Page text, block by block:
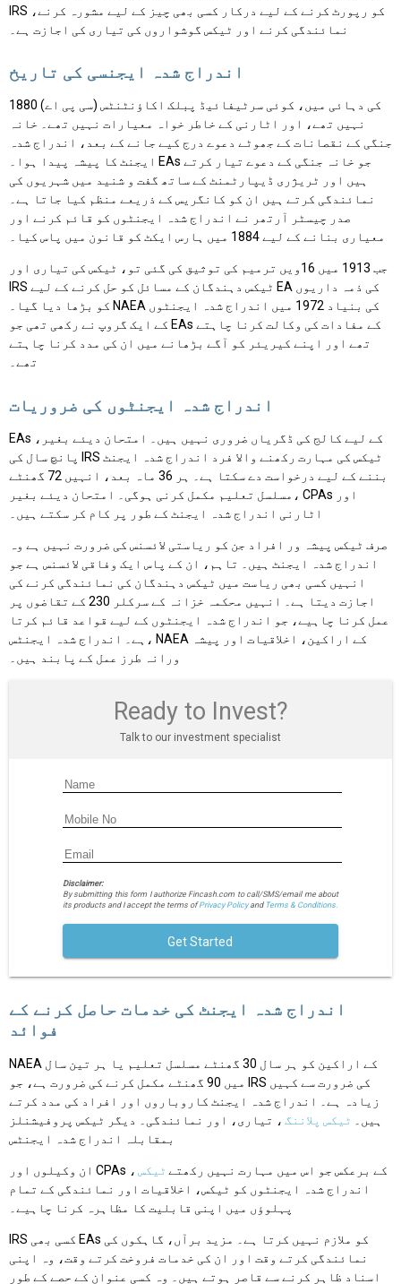
IRS کو رپورٹ کرنے کے لیے درکار کسی بھی چیز کے لیے مشورہ کرنے،
نمائندگی کرنے اور ٹیکس گوشواروں کی تیاری کی اجازت ہے۔
اندراج شدہ ایجنسی کی تاریخ
1880 کی دہائی میں، کوئی سرٹیفائیڈ پبلک اکاؤنٹنٹس (سی پی اے)
نہیں تھے، اور اٹارنی کے خاطر خواہ معیارات نہیں تھے۔ خانہ
جنگی کے نقصانات کے جھوٹے دعوے درج کیے جانے کے بعد، اندراج شدہ
ایجنٹ کا پیشہ پیدا ہوا۔ EAs جو خانہ جنگی کے دعوے تیار کرتے
ہیں اور ٹریژری ڈیپارٹمنٹ کے ساتھ گفت و شنید میں شہریوں کی
نمائندگی کرتے ہیں ان کو کانگریس کے ذریعے منظم کیا جاتا ہے۔
صدر چیسٹر آرتھر نے اندراج شدہ ایجنٹوں کو قائم کرنے اور
معیاری بنانے کے لیے 1884 میں ہارس ایکٹ کو قانون میں پاس کیا۔
جب 1913 میں 16ویں ترمیم کی توثیق کی گئی تو، ٹیکس کی تیاری اور
IRS ٹیکس دہندگان کے مسائل کو حل کرنے کے لیے EA کی ذمہ داریوں
کو بڑھا دیا گیا۔ NAEA کی بنیاد 1972 میں اندراج شدہ ایجنٹوں
کے ایک گروپ نے رکھی تھی جو EAs کے مفادات کی وکالت کرنا چاہتے
تھے اور اپنے کیریئر کو آگے بڑھانے میں ان کی مدد کرنا چاہتے
تھے۔
اندراج شدہ ایجنٹوں کی ضروریات
EAs کے لیے کالج کی ڈگریاں ضروری نہیں ہیں۔ امتحان دیئے بغیر،
پانچ سال کی IRS ٹیکس کی مہارت رکھنے والا فرد اندراج شدہ ایجنٹ
بننے کے لیے درخواست دے سکتا ہے۔ ہر 36 ماہ بعد، انہیں 72 گھنٹے
مسلسل تعلیم مکمل کرنی ہوگی۔ امتحان دیئے بغیر، CPAs اور
اٹارنی اندراج شدہ ایجنٹ کے طور پر کام کر سکتے ہیں۔
صرف ٹیکس پیشہ ور افراد جن کو ریاستی لائسنس کی ضرورت نہیں ہے وہ
اندراج شدہ ایجنٹ ہیں۔ تاہم، ان کے پاس ایک وفاقی لائسنس ہے جو
انہیں کسی بھی ریاست میں ٹیکس دہندگان کی نمائندگی کرنے کی
اجازت دیتا ہے۔ انہیں محکمہ خزانہ کے سرکلر 230 کے تقاضوں پر
عمل کرنا چاہیے، جو اندراج شدہ ایجنٹوں کے لیے قواعد قائم کرتا
ہے۔ اندراج شدہ ایجنٹس، NAEA کے اراکین، اخلاقیات اور پیشہ
ورانہ طرز عمل کے پابند ہیں۔
Ready to Invest?
Talk to our investment specialist
Disclaimer:
By submitting this form I authorize Fincash.com to call/SMS/email me about
its products and I accept the terms ofPrivacy Policyand Terms & Conditions.
Get Started
اندراج شدہ ایجنٹ کی خدمات حاصل کرنے کے
فوائد
NAEA کے اراکین کو ہر سال 30 گھنٹے مسلسل تعلیم یا ہر تین سال
میں 90 گھنٹے مکمل کرنے کی ضرورت ہے، جو IRS کی ضرورت سے کہیں
زیادہ ہے۔ اندراج شدہ ایجنٹ کاروباروں اور افراد کی مدد کرتے
ہیں۔
ٹیکس پلاننگ ، تیاری، اور نمائندگی۔ دیگر ٹیکس پروفیشنلز
بمقابلہ اندراج شدہ ایجنٹس
ان وکیلوں اور CPAs کے برعکس جو اس میں مہارت نہیں رکھتے ٹیکس ،
اندراج شدہ ایجنٹوں کو ٹیکس، اخلاقیات اور نمائندگی کے تمام
پہلوؤں میں اپنی قابلیت کا مظاہرہ کرنا چاہیے۔
IRS کسی بھی EAs کو ملازم نہیں کرتا ہے۔ مزید برآں، گاہکوں کی
نمائندگی کرتے وقت اور ان کی خدمات فروخت کرتے وقت، وہ اپنی
اسناد ظاہر کرنے سے قاصر ہوتے ہیں۔ وہ کسی عنوان کے حصے کے طور